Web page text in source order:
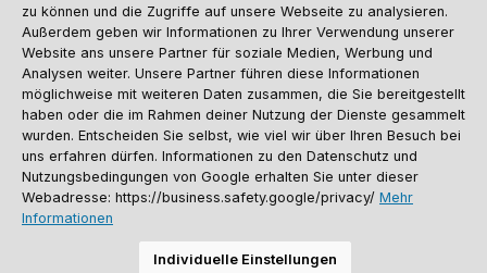
Vertrag widerrufen
Kundenservice
Informationen
Social Media und Kontakt
Versandinformationen
Batterieentsorgung
Warenrücksendung Sporthund Katalog
zu können und die Zugriffe auf unsere Webseite zu analysieren.
Außerdem geben wir Informationen zu Ihrer Verwendung unserer
Website ans unsere Partner für soziale Medien, Werbung und
Analysen weiter. Unsere Partner führen diese Informationen
möglichweise mit weiteren Daten zusammen, die Sie bereitgestellt
haben oder die im Rahmen deiner Nutzung der Dienste gesammelt
wurden. Entscheiden Sie selbst, wie viel wir über Ihren Besuch bei
uns erfahren dürfen. Informationen zu den Datenschutz und
Nutzungsbedingungen von Google erhalten Sie unter dieser
Webadresse: https://business.safety.google/privacy/ Mehr
Informationen
Individuelle Einstellungen